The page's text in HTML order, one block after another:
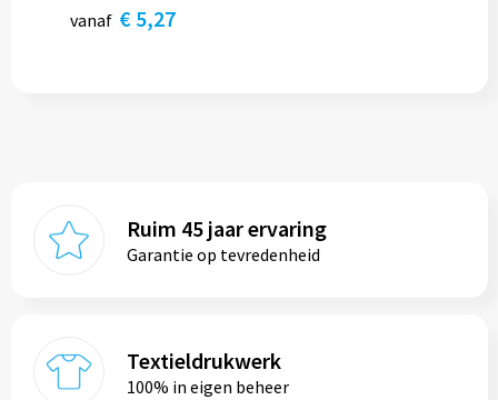
vanaf € 5,27
Ruim 45 jaar ervaring
Garantie op tevredenheid
Textieldrukwerk
100% in eigen beheer